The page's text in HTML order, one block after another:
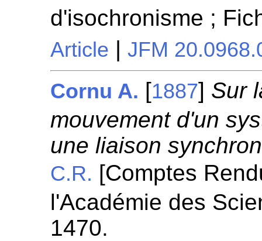
d'isochronisme ;
Article |JFM
Cornu A. [1887] Sur
mouvement d'un
une liaison
C.R. [Comptes
l'Académie des
1470.